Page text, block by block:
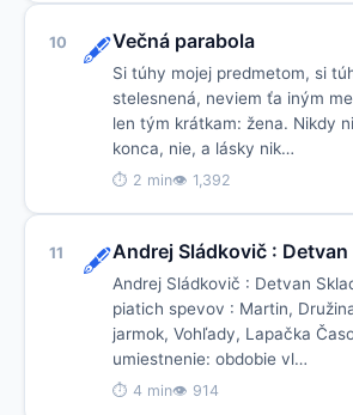
10 🖋️Večná parabola
Si túhy mojej predmetom, si
stelesnená, neviem ťa iným
len tým krátkam: žena. Nikdy
konca, nie, a lásky nik…
⏱ 2 min👁 1,392
11 🖋️Andrej Sládkovič : Detvan
Andrej Sládkovič : Detvan
piatich spevov : Martin,
jarmok, Vohľady, Lapačka
umiestnenie: obdobie vl…
⏱ 4 min👁 914